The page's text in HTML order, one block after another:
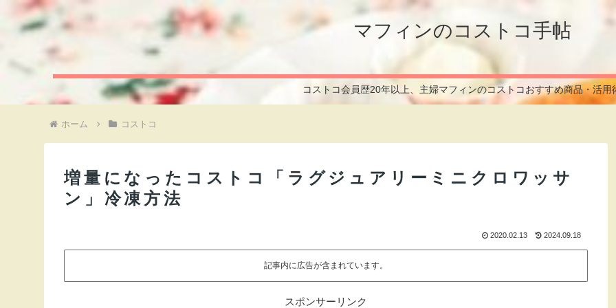
マフィンのコストコ手帖
コストコ会員歴20年以上、主婦マフィンのコストコおすすめ商品・活用
ホーム コストコ
増量になったコストコ「ラグジュアリーミニクロワッサ
ン」冷凍方法
2020.02.13 2024.09.18
記事内に広告が含まれています。
スポンサーリンク